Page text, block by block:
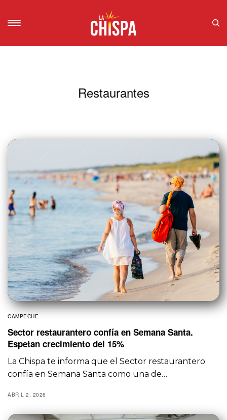
Restaurantes
CAMPECHE
Sector restaurantero confía en Semana Santa.
Espetan crecimiento del 15%
La Chispa te informa que el Sector restaurantero
confía en Semana Santa como una de…
ABRIL 2, 2026